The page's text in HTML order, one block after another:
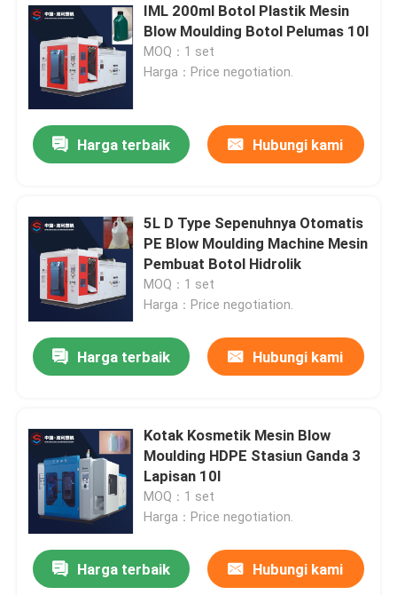
IML 200ml Botol Plastik Mesin
Blow Moulding Botol Pelumas 10l
MOQ：1 set
Harga：Price negotiation.
Harga terbaik Hubungi kami
5L D Type Sepenuhnya Otomatis
PE Blow Moulding Machine Mesin
Pembuat Botol Hidrolik
MOQ：1 set
Harga：Price negotiation.
Harga terbaik Hubungi kami
Kotak Kosmetik Mesin Blow
Moulding HDPE Stasiun Ganda 3
Lapisan 10l
MOQ：1 set
Harga：Price negotiation.
Harga terbaik Hubungi kami